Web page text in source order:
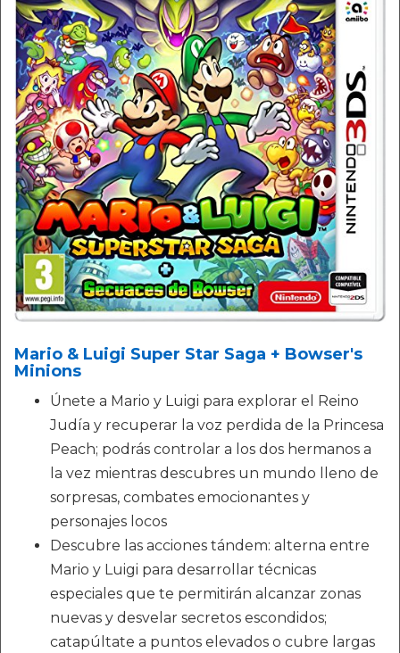
Mario & Luigi Super Star Saga + Bowser's
Minions
Únete a Mario y Luigi para explorar el Reino
Judía y recuperar la voz perdida de la Princesa
Peach; podrás controlar a los dos hermanos a
la vez mientras descubres un mundo lleno de
sorpresas, combates emocionantes y
personajes locos
Descubre las acciones tándem: alterna entre
Mario y Luigi para desarrollar técnicas
especiales que te permitirán alcanzar zonas
nuevas y desvelar secretos escondidos;
catapúltate a puntos elevados o cubre largas